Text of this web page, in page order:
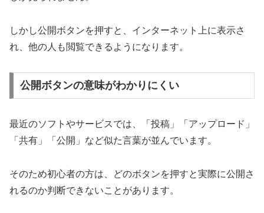
しかし公開ボタンを押すと、インターネット上に表示さ
れ、他の人も閲覧できるようになります。
公開ボタンの意味がわかりにくい
最近のソフトやサービスでは、「投稿」「アップロード」
「共有」「公開」など似た言葉が並んでいます。
そのため初心者の方は、どのボタンを押すと実際に公開さ
れるのか判断できないことがあります。